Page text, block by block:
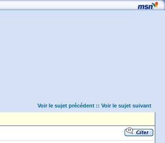
Voir le sujet précédent:: Voir le sujet suivant